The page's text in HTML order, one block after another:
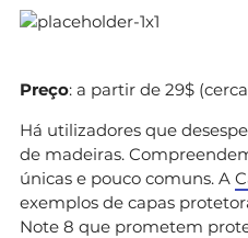
Preço: a partir de 29$
Há utilizadores que
de madeiras.
únicas e pouco comuns. A
exemplos de capas
Note 8 que prometem